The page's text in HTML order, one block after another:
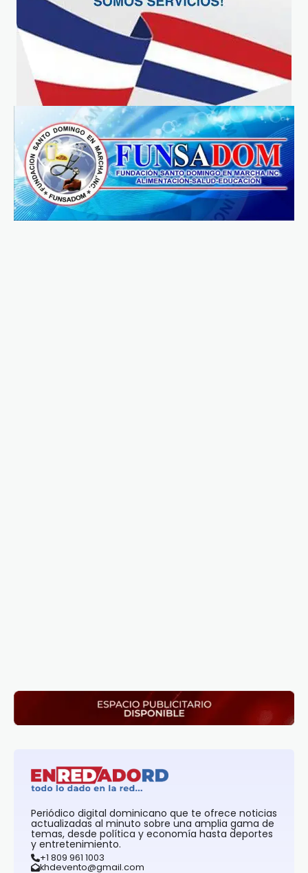
Periódico digital dominicano que te ofrece noticias
actualizadas al minuto sobre una amplia gama de
temas, desde política y economía hasta deportes
y entretenimiento.
+1 809 961 1003
khdevento@gmail.com